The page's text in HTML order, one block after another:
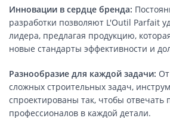
Инновации в сердце бренда:
разработки позволяют L'Outil Parfait
лидера, предлагая продукцию,
новые стандарты эффективности и
Разнообразие для каждой задачи:
сложных строительных задач,
спроектированы так, чтобы отвечать
профессионалов в каждой детали.